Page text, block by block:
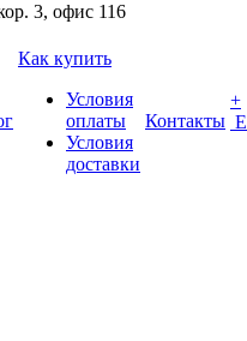
3, офис 116
Как купить
Условия
оплаты
Условия
доставки
Контакты
+